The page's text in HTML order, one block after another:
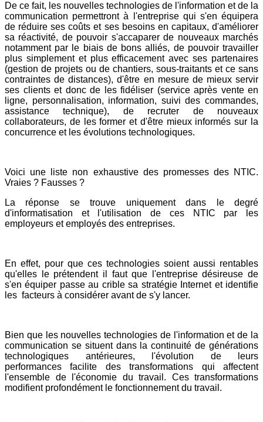
De ce fait, les nouvelles technologies de l'information et de la
communication permettront à l'entreprise qui s'en équipera
de réduire ses coûts et ses besoins en capitaux, d'améliorer
sa réactivité, de pouvoir s'accaparer de nouveaux marchés
notamment par le biais de bons alliés, de pouvoir travailler
plus simplement et plus efficacement avec ses partenaires
(gestion de projets ou de chantiers, sous-traitants et ce sans
contraintes de distances), d'être en mesure de mieux servir
ses clients et donc de les fidéliser (service après vente en
ligne, personnalisation, information, suivi des commandes,
assistance technique), de recruter de nouveaux
collaborateurs, de les former et d'être mieux informés sur la
concurrence et les évolutions technologiques.
Voici une liste non exhaustive des promesses des NTIC.
Vraies ? Fausses ?
La réponse se trouve uniquement dans le degré
d'informatisation et l'utilisation de ces NTIC par les
employeurs et employés des entreprises.
En effet, pour que ces technologies soient aussi rentables
qu'elles le prétendent il faut que l'entreprise désireuse de
s'en équiper passe au crible sa stratégie Internet et identifie
les facteurs à considérer avant de s'y lancer.
Bien que les nouvelles technologies de l'information et de la
communication se situent dans la continuité de générations
technologiques antérieures, l'évolution de leurs
performances facilite des transformations qui affectent
l'ensemble de l'économie du travail. Ces transformations
modifient profondément le fonctionnement du travail.